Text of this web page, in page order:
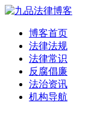
博客首页
法律法规
法律常识
反腐倡廉
法治资讯
机构导航